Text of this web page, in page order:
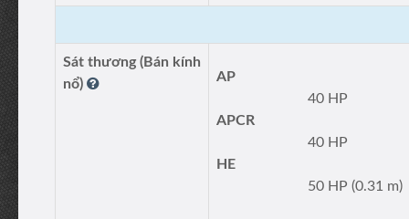
Sát thương (Bán kính
nổ)
AP
40 HP
APCR
40 HP
HE
50 HP (0.31 m)